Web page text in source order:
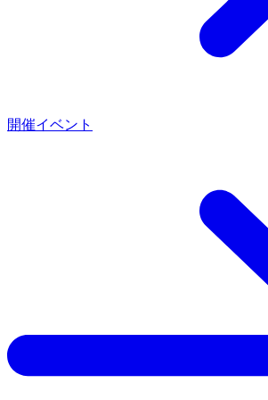
開催イベント